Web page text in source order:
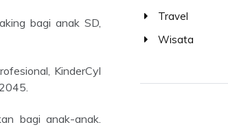
2045.
Travel
Wisata